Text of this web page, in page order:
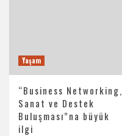
Yaşam
“Business Networking,
Sanat ve Destek
Buluşması”na büyük
ilgi